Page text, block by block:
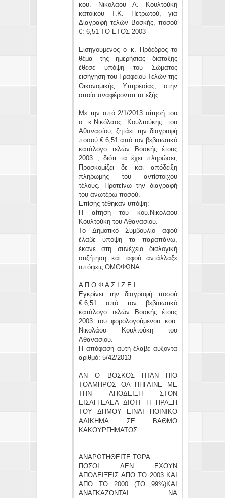
κου. Νικολάου Α. Κουλτούκη
κατοίκου Τ.Κ. Πετρωτού, για
Διαγραφή τελών Βοσκής, ποσού
€: 6,51 ΤΟ ΕΤΟΣ 2003
Εισηγούμενoς ο κ. Πρόεδρος το
θέμα της ημερήσιας διάταξης
έθεσε υπόψη του Σώματος
εισήγηση του Γραφείου Τελών της
Οικονομικής Υπηρεσίας, στην
οποία αναφέρονται τα εξής:
Με την από 2/1/2013 αίτησή του
ο κ.Νικόλαος Κουλτούκης του
Αθανασίου, ζητάει την διαγραφή
ποσού €:6,51 από τον βεβαιωτικό
κατάλογο τελών Βοσκής έτους
2003 , διότι τα έχει πληρώσει,
Προσκομίζει δε και απόδειξη
πληρωμής του αντίστοιχου
τέλους. Προτείνω την διαγραφή
του ανωτέρω ποσού.
Επίσης τέθηκαν υπόψη:
Η αίτηση του κου.Νικολάου
Κουλτούκη του Αθανασίου.
Το Δημοτικό Συμβούλιο αφού
έλαβε υπόψη τα παραπάνω,
έκανε στη συνέχεια διαλογική
συζήτηση και αφού αντάλλαξε
απόψεις ΟΜΟΦΩΝΑ
Α Π Ο Φ Α Σ Ι Ζ Ε Ι
Εγκρίνει την διαγραφή ποσού
€:6,51 από τον βεβαιωτικό
κατάλογο τελών Βοσκής έτους
2003 του φορολογούμενου κου.
Νικολάου Κουλτούκη του
Αθανασίου.
Η απόφαση αυτή έλαβε αύξοντα
αριθμό: 5/42/2013
ΑΝ Ο ΒΟΣΚΟΣ ΗΤΑΝ ΠΙΟ
ΤΟΛΜΗΡΟΣ ΘΑ ΠΗΓΑΙΝΕ ΜΕ
ΤΗΝ ΑΠΟΔΕΙΞΗ ΣΤΟΝ
ΕΙΣΑΓΓΕΛΕΑ ΔΙΟΤΙ Η ΠΡΑΞΗ
ΤΟΥ ΔΗΜΟΥ ΕΙΝΑΙ ΠΟΙΝΙΚΟ
ΑΔΙΚΗΜΑ ΣΕ ΒΑΘΜΟ
ΚΑΚΟΥΡΓΗΜΑΤΟΣ
ΑΝΑΡΩΤΗΘΕΙΤΕ ΤΩΡΑ
ΠΟΣΟΙ ΔΕΝ ΕΧΟΥΝ
ΑΠΟΔΕΙΞΕΙΣ ΑΠΟ ΤΟ 2003 ΚΑΙ
ΑΠΟ ΤΟ 2000 (ΤΟ 99%)ΚΑΙ
ΑΝΑΓΚΑΖΟΝΤΑΙ ΝΑ